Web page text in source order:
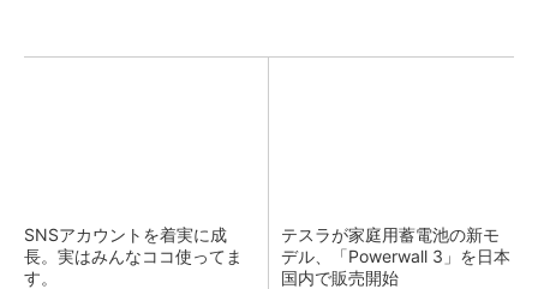
SNSアカウントを着実に成
長。実はみんなココ使ってま
す。
テスラが家庭用蓄電池の新モ
デル、「Powerwall 3」を日本
国内で販売開始